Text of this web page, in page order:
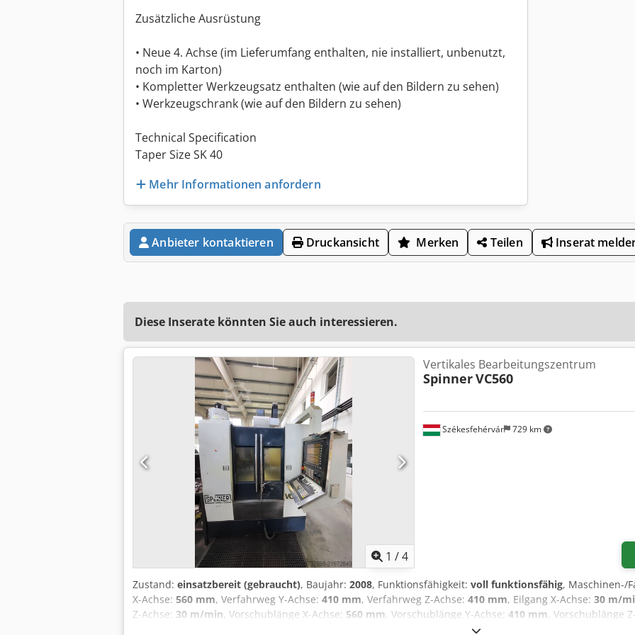
Zusätzliche Ausrüstung
• Neue 4. Achse (im Lieferumfang enthalten, nie installiert, unbenutzt,
noch im Karton)
• Kompletter Werkzeugsatz enthalten (wie auf den Bildern zu sehen)
• Werkzeugschrank (wie auf den Bildern zu sehen)
Technical Specification
Taper Size SK 40
Mehr Informationen anfordern
Anbieter kontaktieren Druckansicht Merken Teilen Inserat
Diese Inserate könnten Sie auch interessieren.
1 /4
Székesfehérvár 729 km
Vertikales Bearbeitungszentrum
SpinnerVC560
Zustand: einsatzbereit (gebraucht), Baujahr: 2008, Funktionsfähigkeit: voll funktionsfähig, Maschinen-/
X-Achse: 560 mm, Verfahrweg Y-Achse: 410 mm, Verfahrweg Z-Achse: 410 mm, Eilgang X-Achse: 30 m/
Z-Achse: 30 m/min, Vorschublänge X-Achse: 560 mm, Vorschublänge Y-Achse: 410 mm, Vorschublänge
, Vorschubgeschwindigkeit Y-Achse: